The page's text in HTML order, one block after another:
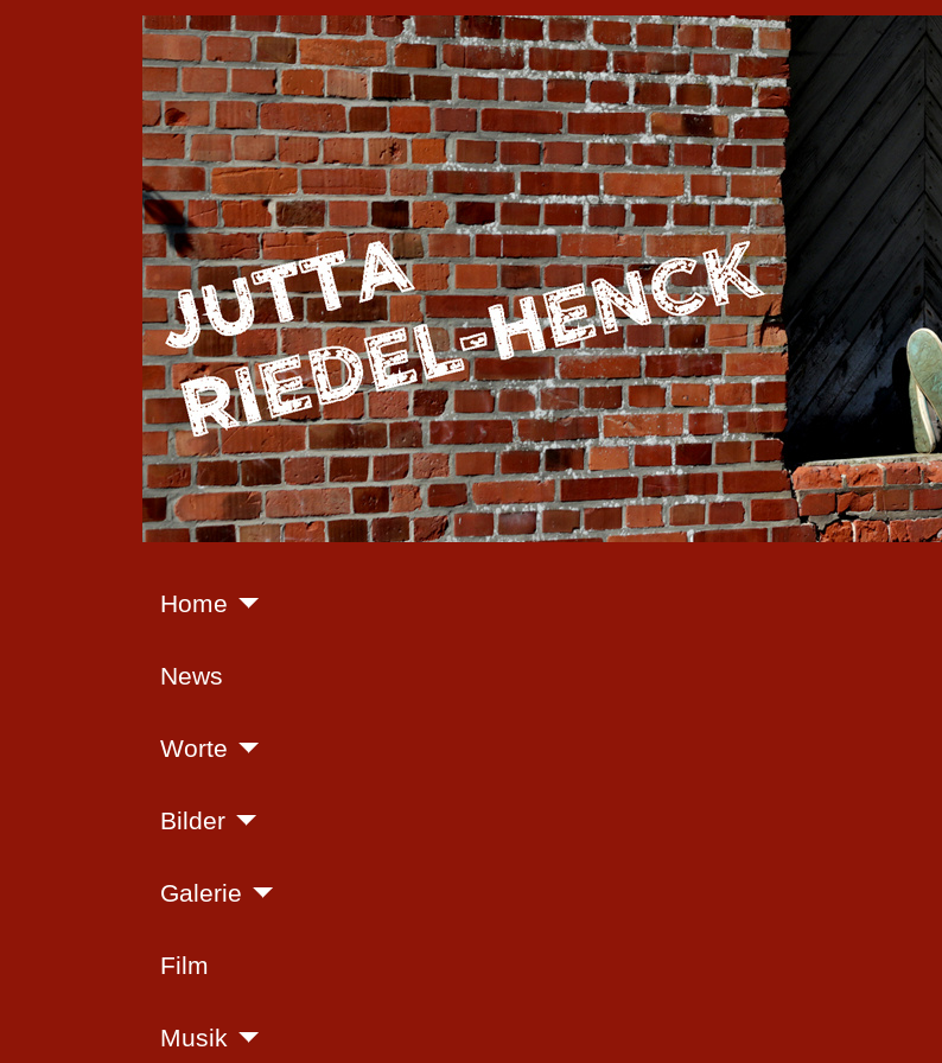
Home
News
Worte
Bilder
Galerie
Film
Musik